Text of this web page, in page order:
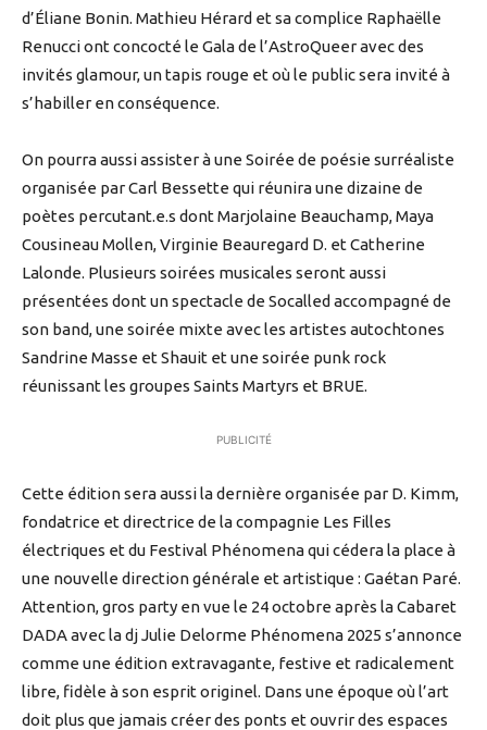
d’Éliane Bonin. Mathieu Hérard et sa complice Raphaëlle
Renucci ont concocté le Gala de l’AstroQueer avec des
invités glamour, un tapis rouge et où le public sera invité à
s’habiller en conséquence.
On pourra aussi assister à une Soirée de poésie surréaliste
organisée par Carl Bessette qui réunira une dizaine de
poètes percutant.e.s dont Marjolaine Beauchamp, Maya
Cousineau Mollen, Virginie Beauregard D. et Catherine
Lalonde. Plusieurs soirées musicales seront aussi
présentées dont un spectacle de Socalled accompagné de
son band, une soirée mixte avec les artistes autochtones
Sandrine Masse et Shauit et une soirée punk rock
réunissant les groupes Saints Martyrs et BRUE.
PUBLICITÉ
Cette édition sera aussi la dernière organisée par D. Kimm,
fondatrice et directrice de la compagnie Les Filles
électriques et du Festival Phénomena qui cédera la place à
une nouvelle direction générale et artistique : Gaétan Paré.
Attention, gros party en vue le 24 octobre après la Cabaret
DADA avec la dj Julie Delorme Phénomena 2025 s’annonce
comme une édition extravagante, festive et radicalement
libre, fidèle à son esprit originel. Dans une époque où l’art
doit plus que jamais créer des ponts et ouvrir des espaces